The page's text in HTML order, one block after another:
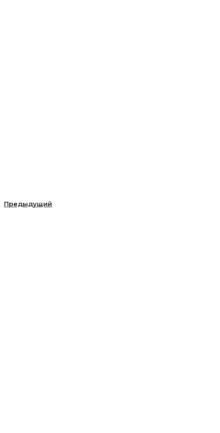
Предыдущий